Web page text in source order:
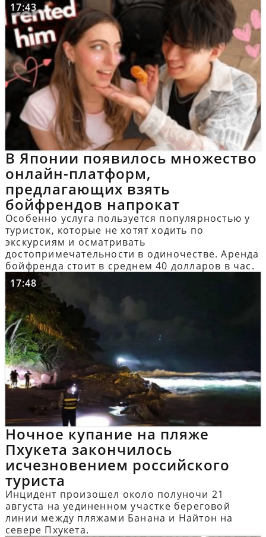
17:43
В Японии появилось множество
онлайн-платформ,
предлагающих взять
бойфрендов напрокат
Особенно услуга пользуется популярностью у
туристок, которые не хотят ходить по
экскурсиям и осматривать
достопримечательности в одиночестве. Аренда
бойфренда стоит в среднем 40 долларов в час.
17:48
Ночное купание на пляже
Пхукета закончилось
исчезновением российского
туриста
Инцидент произошел около полуночи 21
августа на уединенном участке береговой
линии между пляжами Банана и Найтон на
севере Пхукета.